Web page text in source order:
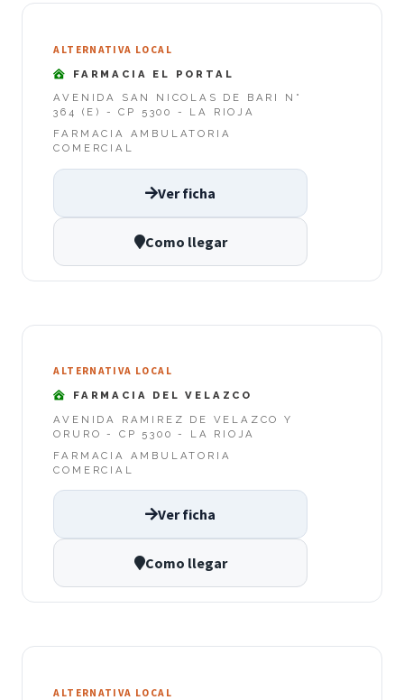
ALTERNATIVA LOCAL
FARMACIA EL PORTAL
AVENIDA SAN NICOLAS DE BARI N°
364 (E) - CP 5300 - LA RIOJA
FARMACIA AMBULATORIA
COMERCIAL
Ver ficha
Como llegar
ALTERNATIVA LOCAL
FARMACIA DEL VELAZCO
AVENIDA RAMIREZ DE VELAZCO Y
ORURO - CP 5300 - LA RIOJA
FARMACIA AMBULATORIA
COMERCIAL
Ver ficha
Como llegar
ALTERNATIVA LOCAL